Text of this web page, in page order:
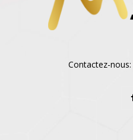
Contactez-nous: